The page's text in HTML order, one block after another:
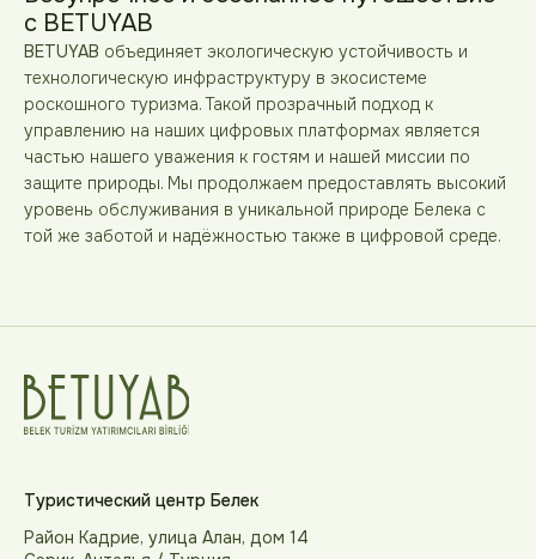
с BETUYAB
BETUYAB объединяет экологическую устойчивость и
технологическую инфраструктуру в экосистеме
роскошного туризма. Такой прозрачный подход к
управлению на наших цифровых платформах является
частью нашего уважения к гостям и нашей миссии по
защите природы. Мы продолжаем предоставлять высокий
уровень обслуживания в уникальной природе Белека с
той же заботой и надёжностью также в цифровой среде.
Туристический центр Белек
Район Кадрие, улица Алан, дом 14